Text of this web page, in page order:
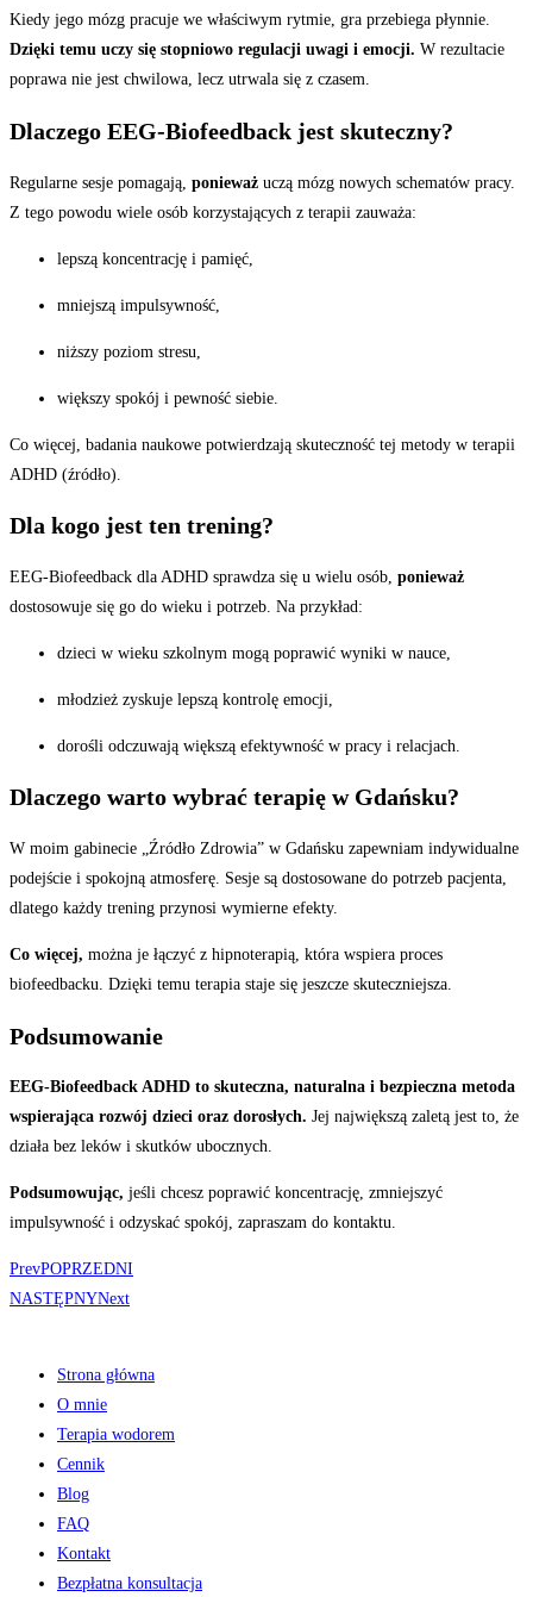
Kiedy jego mózg pracuje we właściwym rytmie, gra przebiega płynnie.
Dzięki temu uczy się stopniowo regulacji uwagi i emocji. W rezultacie
poprawa nie jest chwilowa, lecz utrwala się z czasem.
Dlaczego EEG-Biofeedback jest skuteczny?
Regularne sesje pomagają, ponieważ uczą mózg nowych schematów pracy.
Z tego powodu wiele osób korzystających z terapii zauważa:
lepszą koncentrację i pamięć,
mniejszą impulsywność,
niższy poziom stresu,
większy spokój i pewność siebie.
Co więcej, badania naukowe potwierdzają skuteczność tej metody w terapii
ADHD (źródło).
Dla kogo jest ten trening?
EEG-Biofeedback dla ADHD sprawdza się u wielu osób, ponieważ
dostosowuje się go do wieku i potrzeb. Na przykład:
dzieci w wieku szkolnym mogą poprawić wyniki w nauce,
młodzież zyskuje lepszą kontrolę emocji,
dorośli odczuwają większą efektywność w pracy i relacjach.
Dlaczego warto wybrać terapię w Gdańsku?
W moim gabinecie „Źródło Zdrowia” w Gdańsku zapewniam indywidualne
podejście i spokojną atmosferę. Sesje są dostosowane do potrzeb pacjenta,
dlatego każdy trening przynosi wymierne efekty.
Co więcej, można je łączyć z hipnoterapią , która wspiera proces
biofeedbacku. Dzięki temu terapia staje się jeszcze skuteczniejsza.
Podsumowanie
EEG-Biofeedback ADHD to skuteczna, naturalna i bezpieczna metoda
wspierająca rozwój dzieci oraz dorosłych. Jej największą zaletą jest to, że
działa bez leków i skutków ubocznych.
Podsumowując, jeśli chcesz poprawić koncentrację, zmniejszyć
impulsywność i odzyskać spokój, zapraszam do kontaktu.
PrevPOPRZEDNI
NASTĘPNYNext
Strona główna
O mnie
Terapia wodorem
Cennik
Blog
FAQ
Kontakt
Bezpłatna konsultacja